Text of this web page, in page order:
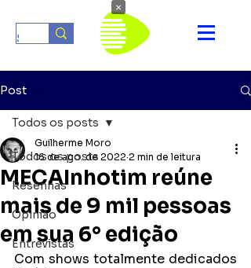
Post
Todos os posts
Resenhas
Opinião
Entrevistas
Todos os posts
MECAInhotim reúne
mais de 9 mil pessoas
em sua 6° edição
Guilherme Moro
16 de ago. de 2022 2 min de leitura
Com shows totalmente dedicados
×